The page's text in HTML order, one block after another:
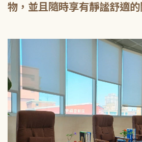
物，並且隨時享有靜謐舒適的